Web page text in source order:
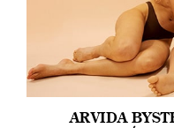
ARVIDA